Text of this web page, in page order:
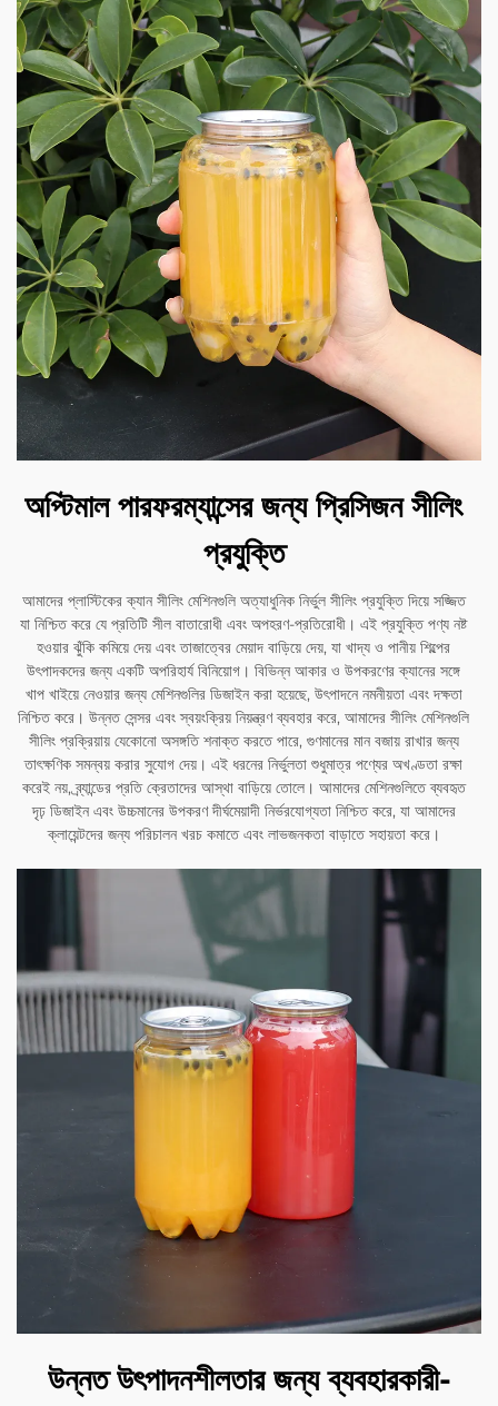
অপ্টিমাল পারফরম্যান্সের জন্য প্রিসিজন সীলিং
প্রযুক্তি
আমাদের প্লাস্টিকের ক্যান সীলিং মেশিনগুলি অত্যাধুনিক নির্ভুল সীলিং প্রযুক্তি দিয়ে সজ্জিত
যা নিশ্চিত করে যে প্রতিটি সীল বাতারোধী এবং অপহরণ-প্রতিরোধী। এই প্রযুক্তি পণ্য নষ্ট
হওয়ার ঝুঁকি কমিয়ে দেয় এবং তাজাত্বের মেয়াদ বাড়িয়ে দেয়, যা খাদ্য ও পানীয় শিল্পের
উৎপাদকদের জন্য একটি অপরিহার্য বিনিয়োগ। বিভিন্ন আকার ও উপকরণের ক্যানের সঙ্গে
খাপ খাইয়ে নেওয়ার জন্য মেশিনগুলির ডিজাইন করা হয়েছে, উৎপাদনে নমনীয়তা এবং দক্ষতা
নিশ্চিত করে। উন্নত সেন্সর এবং স্বয়ংক্রিয় নিয়ন্ত্রণ ব্যবহার করে, আমাদের সীলিং মেশিনগুলি
সীলিং প্রক্রিয়ায় যেকোনো অসঙ্গতি শনাক্ত করতে পারে, গুণমানের মান বজায় রাখার জন্য
তাৎক্ষণিক সমন্বয় করার সুযোগ দেয়। এই ধরনের নির্ভুলতা শুধুমাত্র পণ্যের অখণ্ডতা রক্ষা
করেই নয়, ব্র্যান্ডের প্রতি ক্রেতাদের আস্থা বাড়িয়ে তোলে। আমাদের মেশিনগুলিতে ব্যবহৃত
দৃঢ় ডিজাইন এবং উচ্চমানের উপকরণ দীর্ঘমেয়াদী নির্ভরযোগ্যতা নিশ্চিত করে, যা আমাদের
ক্লায়েন্টদের জন্য পরিচালন খরচ কমাতে এবং লাভজনকতা বাড়াতে সহায়তা করে।
উন্নত উৎপাদনশীলতার জন্য ব্যবহারকারী-